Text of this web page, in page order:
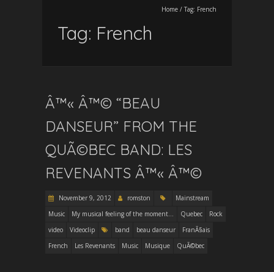
Home / Tag: French
Tag: French
Â™« Â™© “BEAU
DANSEUR” FROM THE
QUÃ©BEC BAND: LES
REVENANTS Â™« Â™©
November 9, 2012 romston
Mainstream
Music
My musical feeling of the moment... Quebec
Rock
video
Videoclip band beau danseur
FranÃ§ais
French
Les Revenants Music Musique QuÃ©bec